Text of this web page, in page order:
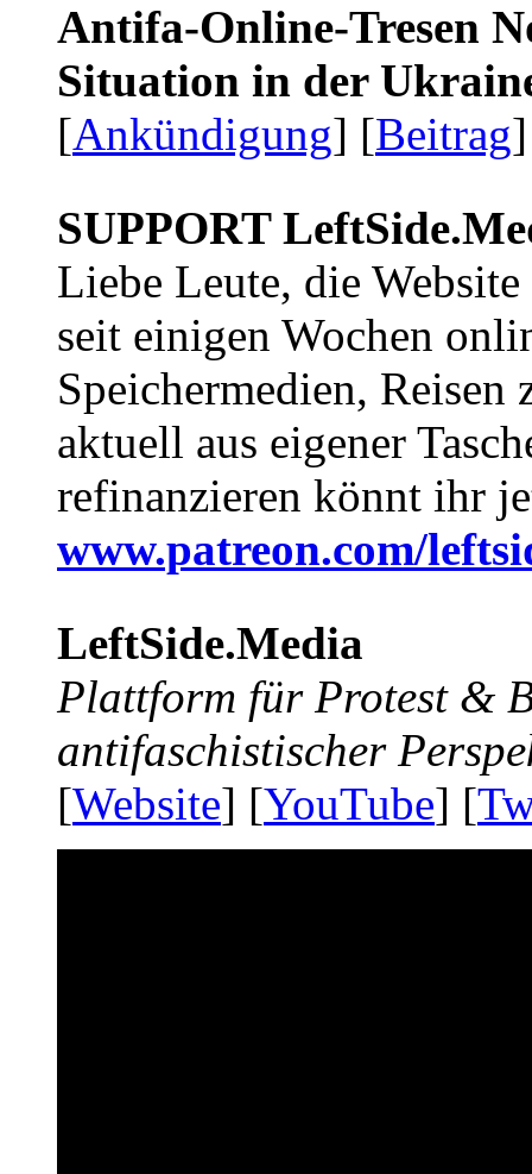
Antifa-Online-Tresen
Situation in der
[Ankündigung] [Beitrag
SUPPORT
Liebe Leute, die Website
seit einigen Wochen
Speichermedien, Reisen
aktuell aus eigener
refinanzieren könnt ihr
www.patreon.com/
LeftSide.Media
Plattform für Protest &
antifaschistischer
[Website] [YouTube] [